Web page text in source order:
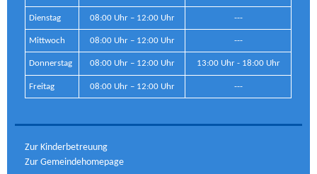
Dienstag 08:00 Uhr – 12:00 Uhr ---
Mittwoch 08:00 Uhr – 12:00 Uhr ---
Donnerstag 08:00 Uhr – 12:00 Uhr 13:00 Uhr - 18:00 Uhr
Freitag 08:00 Uhr – 12:00 Uhr ---
Zur Kinderbetreuung
Zur Gemeindehomepage